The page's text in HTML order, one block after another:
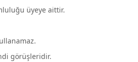
üyeye aittir.
görüşleridir.